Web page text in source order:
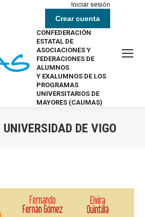
Iniciar sesión
Crear cuenta
CONFEDERACIÓN
ESTATAL DE
ASOCIACIONES Y
FEDERACIONES DE
ALUMNOS
Y EXALUMNOS DE LOS
PROGRAMAS
UNIVERSITARIOS DE
MAYORES (CAUMAS)
UNIVERSIDAD DE VIGO